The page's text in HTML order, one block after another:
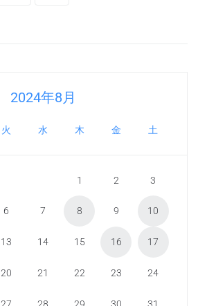
2024年8月
火 水 木 金 土
1 2 3
6 7 8 9 10
13 14 15 16 17
20 21 22 23 24